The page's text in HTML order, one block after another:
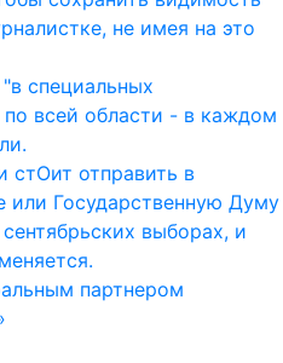
не имея на это
специальных
всей области - в каждом
стОит отправить в
или Государственную Думу
выборах, и
партнером